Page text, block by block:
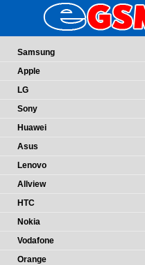
Samsung
Apple
LG
Sony
Huawei
Asus
Lenovo
Allview
HTC
Nokia
Vodafone
Orange